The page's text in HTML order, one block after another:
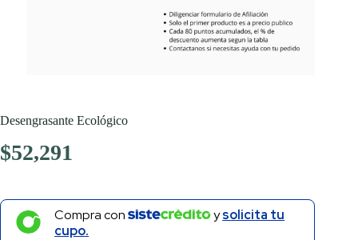
Desengrasante Ecológico
$52,291
Compra con ysolicita tu
cupo.